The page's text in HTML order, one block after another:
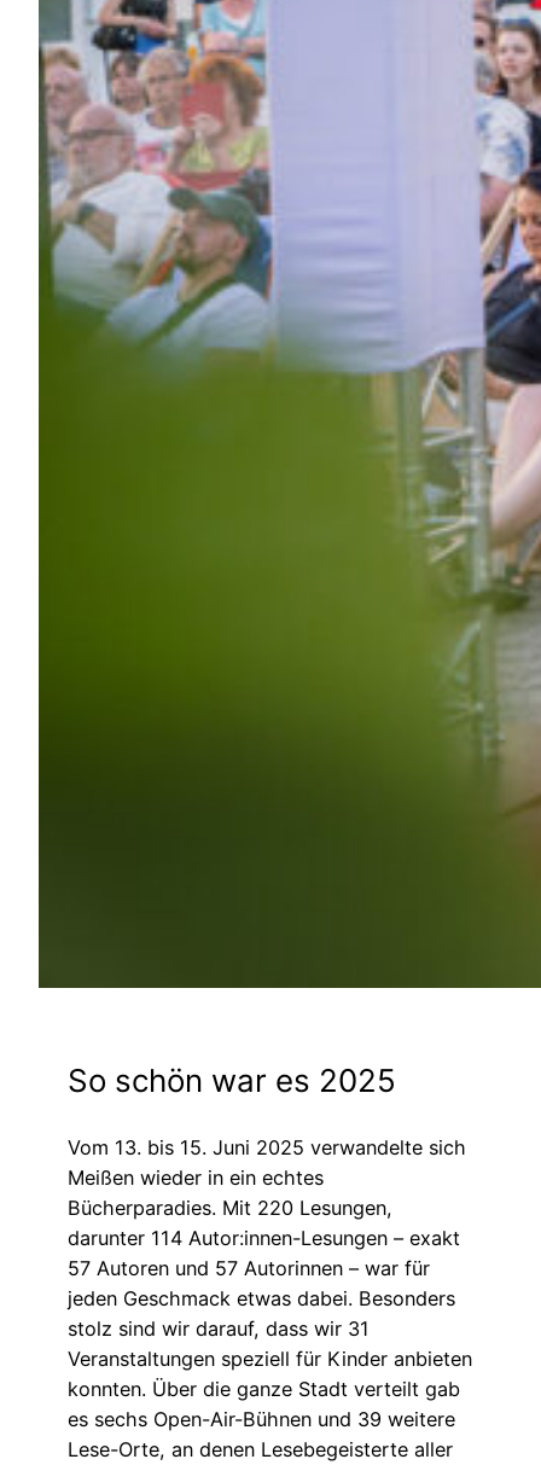
So schön war es 2025
Vom 13. bis 15. Juni 2025 verwandelte sich
Meißen wieder in ein echtes
Bücherparadies. Mit 220 Lesungen,
darunter 114 Autor:innen-Lesungen – exakt
57 Autoren und 57 Autorinnen – war für
jeden Geschmack etwas dabei. Besonders
stolz sind wir darauf, dass wir 31
Veranstaltungen speziell für Kinder anbieten
konnten. Über die ganze Stadt verteilt gab
es sechs Open-Air-Bühnen und 39 weitere
Lese-Orte, an denen Lesebegeisterte aller